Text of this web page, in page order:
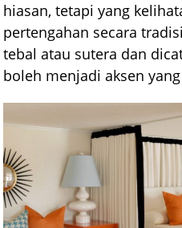
hiasan, tetapi yang
pertengahan secara
tebal atau sutera dan
boleh menjadi aksen